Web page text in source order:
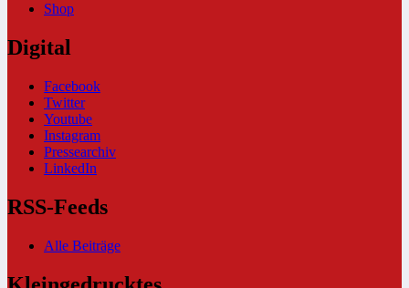
Shop
Digital
Facebook
Twitter
Youtube
Instagram
Pressearchiv
LinkedIn
RSS-Feeds
Alle Beiträge